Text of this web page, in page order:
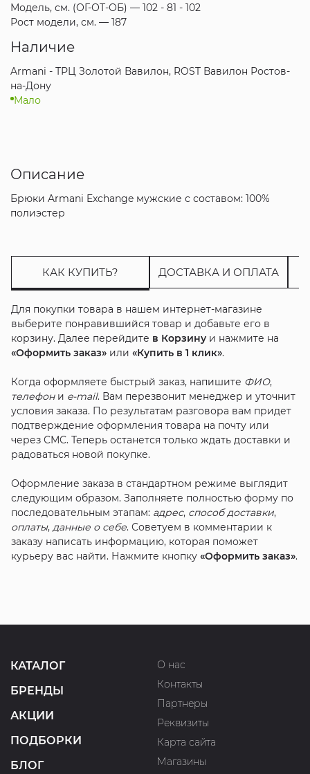
Модель, см. (ОГ-ОТ-ОБ) — 102 - 81 - 102
Рост модели, см. — 187
Наличие
Armani - ТРЦ Золотой Вавилон, ROST Вавилон Ростов-
на-Дону
Мало
Описание
Брюки Armani Exchange мужские с составом: 100%
полиэстер
КАК КУПИТЬ? ДОСТАВКА И ОПЛАТА
Для покупки товара в нашем интернет-магазине
выберите понравившийся товар и добавьте его в
корзину. Далее перейдите в Корзинуи нажмите на
«Оформить заказ»или «Купить в 1 клик».
Когда оформляете быстрый заказ, напишите ФИО,
телефони e-mail. Вам перезвонит менеджер и уточнит
условия заказа. По результатам разговора вам придет
подтверждение оформления товара на почту или
через СМС. Теперь останется только ждать доставки и
радоваться новой покупке.
Оформление заказа в стандартном режиме выглядит
следующим образом. Заполняете полностью форму по
последовательным этапам: адрес, способ доставки,
оплаты, данные о себе. Советуем в комментарии к
заказу написать информацию, которая поможет
курьеру вас найти. Нажмите кнопку «Оформить заказ».
КАТАЛОГ
БРЕНДЫ
АКЦИИ
ПОДБОРКИ
БЛОГ
О нас
Контакты
Партнеры
Реквизиты
Карта сайта
Магазины